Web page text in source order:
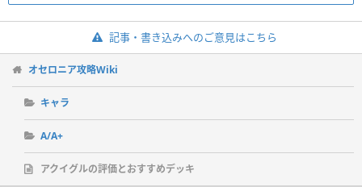
記事・書き込みへのご意見はこちら
オセロニア攻略Wiki
キャラ
A/A+
アクイグルの評価とおすすめデッキ